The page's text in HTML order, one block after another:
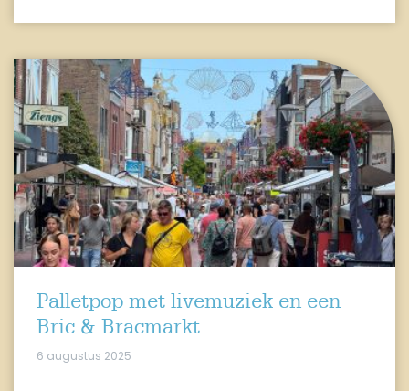
Palletpop met livemuziek en een
Bric & Bracmarkt
6 augustus 2025